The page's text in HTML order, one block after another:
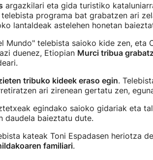
argazkilari eta gida turistiko
programa bat grabatzen ari
lantaldeak astelehen honetan
Mundo" telebista saioko kide zen, eta
duenez, Etiopian Murci tribua
tribuko kideek eraso egin.
ari zirenean gertatu zen,
egindako saioko gidariak eta
daudela baieztatu dute.
kateak Toni Espadasen heriotza
familiari.